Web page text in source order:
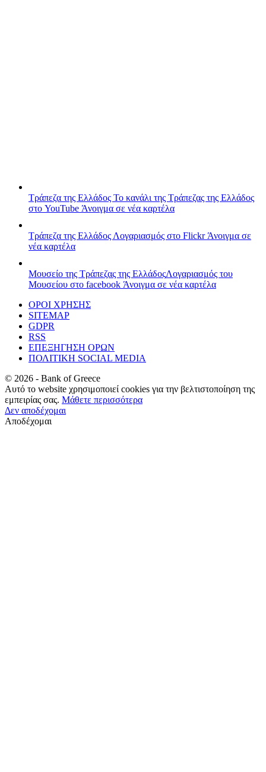
Τράπεζα της Ελλάδος Το κανάλι της Τράπεζας της Ελλάδος
στο YouTube Άνοιγμα σε νέα καρτέλα
Τράπεζα της Ελλάδος Λογαριασμός στο FlickrΆνοιγμα σε
νέα καρτέλα
Μουσείο της Τράπεζας της ΕλλάδοςΛογαριασμός του
Μουσείου στο facebook Άνοιγμα σε νέα καρτέλα
ΟΡΟΙ ΧΡΗΣΗΣ
SITEMAP
GDPR
RSS
ΕΠΕΞΗΓΗΣΗ ΟΡΩΝ
ΠΟΛΙΤΙΚΗ SOCIAL MEDIA
© 2026 - Bank of Greece
Αυτό το website χρησιμοποιεί cookies για την βελτιστοποίηση της
εμπειρίας σας. Μάθετε περισσότερα
Δεν αποδέχομαι
Αποδέχομαι